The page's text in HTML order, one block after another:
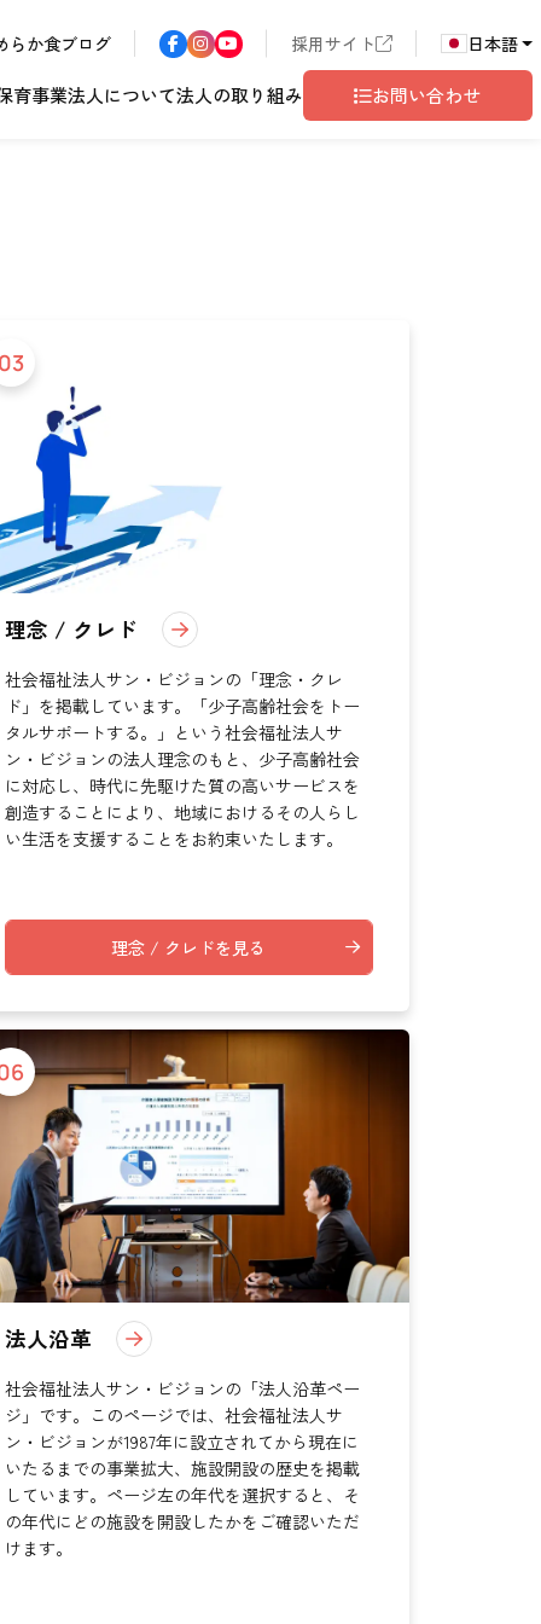
らか食ブログ 採用サイト 日本語
施設等に通って介護、リハビリを受けたい
福祉器具（車いす・ベッド等）を利用したい
も園
育事業法人について法人の取り組み
ム
針
お問い合わせ
書
03
理念 / クレド
社会福祉法人サン・ビジョンの「理念・クレ
ド」を掲載しています。「少子高齢社会をトー
タルサポートする。」という社会福祉法人サ
ン・ビジョンの法人理念のもと、少子高齢社会
に対応し、時代に先駆けた質の高いサービスを
創造することにより、地域におけるその人らし
い生活を支援することをお約束いたします。
理念 / クレドを見る
法人沿革
社会福祉法人サン・ビジョンの「法人沿革ペー
ジ」です。このページでは、社会福祉法人サ
ン・ビジョンが1987年に設立されてから現在に
いたるまでの事業拡大、施設開設の歴史を掲載
しています。ページ左の年代を選択すると、そ
の年代にどの施設を開設したかをご確認いただ
けます。